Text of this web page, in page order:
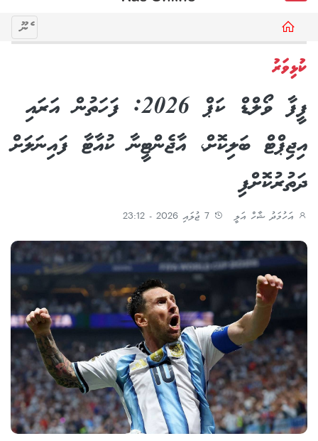
މެނޫ
ކުޅިވަރު
ފީފާ ވޯލްޑް ކަޕް 2026: ފަހަތުން އަރައި
އިޖިޕްޓް ބަލިކޮށް، އާޖެންޓީނާ ކުއާޓާ ފައިނަލަށް
ދަތުރުކޮށްފި
އަހުމަދު ޝާހް އަލީ